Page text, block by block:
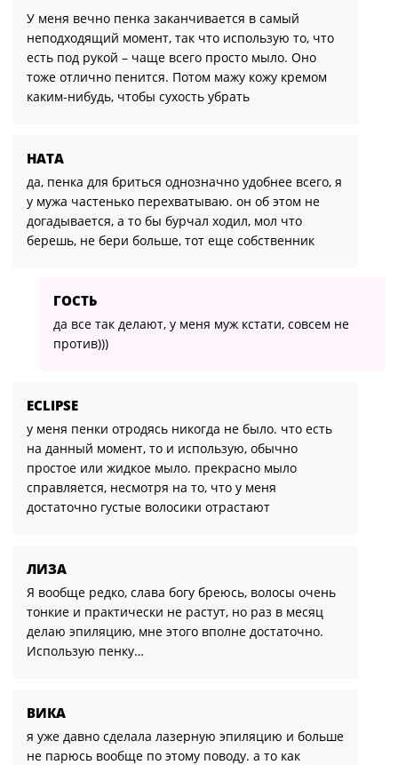
У меня вечно пенка заканчивается в самый
неподходящий момент, так что использую то, что
есть под рукой – чаще всего просто мыло. Оно
тоже отлично пенится. Потом мажу кожу кремом
каким-нибудь, чтобы сухость убрать
НАТА
да, пенка для бриться однозначно удобнее всего, я
у мужа частенько перехватываю. он об этом не
догадывается, а то бы бурчал ходил, мол что
берешь, не бери больше, тот еще собственник
ГОСТЬ
да все так делают, у меня муж кстати, совсем не
против)))
ECLIPSE
у меня пенки отродясь никогда не было. что есть
на данный момент, то и использую, обычно
простое или жидкое мыло. прекрасно мыло
справляется, несмотря на то, что у меня
достаточно густые волосики отрастают
ЛИЗА
Я вообще редко, слава богу бреюсь, волосы очень
тонкие и практически не растут, но раз в месяц
делаю эпиляцию, мне этого вполне достаточно.
Использую пенку…
ВИКА
я уже давно сделала лазерную эпиляцию и больше
не парюсь вообще по этому поводу. а то как